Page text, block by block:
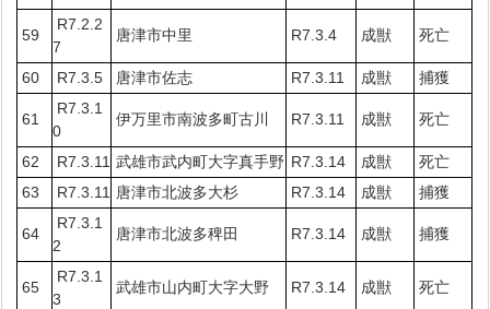
59
R7.2.2
7
唐津市中里 R7.3.4 成獣 死亡
60 R7.3.5 唐津市佐志 R7.3.11 成獣 捕獲
61
R7.3.1
0
伊万里市南波多町古川 R7.3.11 成獣 死亡
62 R7.3.11 武雄市武内町大字真手野 R7.3.14 成獣
死亡
63
R7.3.11 唐津市北波多大杉 R7.3.14 成獣 捕獲
64
R7.3.1
2
唐津市北波多稗田 R7.3.14 成獣 捕獲
65
R7.3.1
3
武雄市山内町大字大野 R7.3.14 成獣 死亡